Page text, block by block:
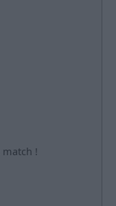
match !